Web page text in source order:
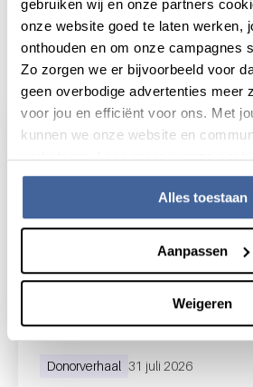
gebruiken wij en onze partners
onze website goed te laten werken,
onthouden en om onze campagnes
Zo zorgen we er bijvoorbeeld voor
geen overbodige advertenties meer
voor jou en efficiënt voor ons. Met
kunnen we onze website en
verbeteren. Lees meer in onze
Alles toestaan
Aanpassen
Weigeren
Actueel
Donorverhaal 31 juli 2026